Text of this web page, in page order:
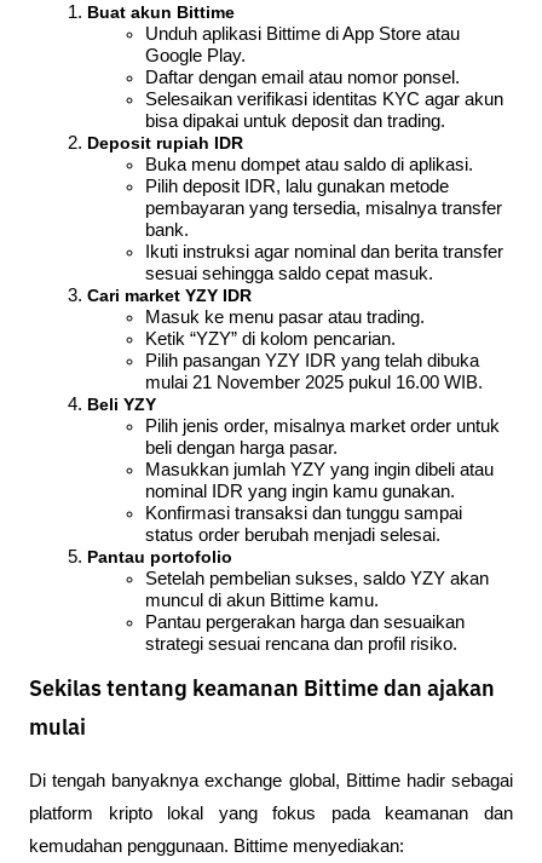
Buat akun Bittime
Unduh aplikasi Bittime di App Store atau
Google Play.
Daftar dengan email atau nomor ponsel.
Selesaikan verifikasi identitas KYC agar akun
bisa dipakai untuk deposit dan trading.
Deposit rupiah IDR
Buka menu dompet atau saldo di aplikasi.
Pilih deposit IDR, lalu gunakan metode
pembayaran yang tersedia, misalnya transfer
bank.
Ikuti instruksi agar nominal dan berita transfer
sesuai sehingga saldo cepat masuk.
Cari market YZY IDR
Masuk ke menu pasar atau trading.
Ketik “YZY” di kolom pencarian.
Pilih pasangan YZY IDR yang telah dibuka
mulai 21 November 2025 pukul 16.00 WIB.
Beli YZY
Pilih jenis order, misalnya market order untuk
beli dengan harga pasar.
Masukkan jumlah YZY yang ingin dibeli atau
nominal IDR yang ingin kamu gunakan.
Konfirmasi transaksi dan tunggu sampai
status order berubah menjadi selesai.
Pantau portofolio
Setelah pembelian sukses, saldo YZY akan
muncul di akun Bittime kamu.
Pantau pergerakan harga dan sesuaikan
strategi sesuai rencana dan profil risiko.
Sekilas tentang keamanan Bittime dan ajakan
mulai
Di tengah banyaknya exchange global, Bittime hadir sebagai
platform kripto lokal yang fokus pada keamanan dan
kemudahan penggunaan. Bittime menyediakan: